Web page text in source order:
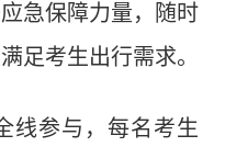
急保障力量，随时
足考生出行需求。
参与，每名考生